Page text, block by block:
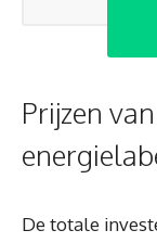
Prijzen
De totale